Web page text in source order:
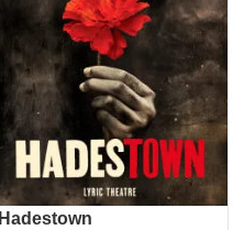
Hadestown